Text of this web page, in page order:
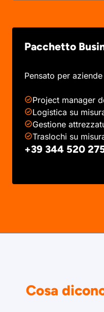
Pacchetto
Pensato per
Project manager
Logistica su
Gestione
Traslochi su
+39 344 520
Cosa